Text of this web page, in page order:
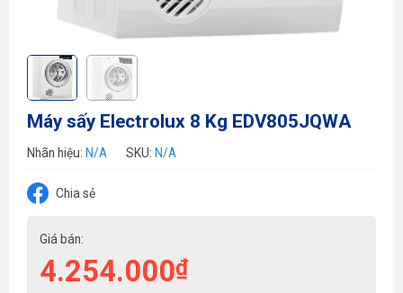
Máy sấy Electrolux 8 Kg EDV805JQWA
Nhãn hiệu: N/A SKU: N/A
Chia sẻ
Giá bán:
4.254.000₫